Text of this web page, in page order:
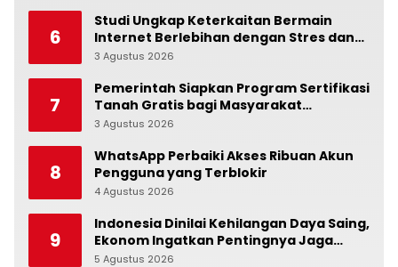
6
Studi Ungkap Keterkaitan Bermain
Internet Berlebihan dengan Stres dan
Suasana Hati
3 Agustus 2026
7
Pemerintah Siapkan Program Sertifikasi
Tanah Gratis bagi Masyarakat
Berpenghasilan Rendah
3 Agustus 2026
8
WhatsApp Perbaiki Akses Ribuan Akun
Pengguna yang Terblokir
4 Agustus 2026
9
Indonesia Dinilai Kehilangan Daya Saing,
Ekonom Ingatkan Pentingnya Jaga
Independensi Bank Indonesia
5 Agustus 2026